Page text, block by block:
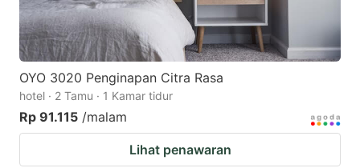
OYO 3020 Penginapan Citra Rasa
hotel · 2 Tamu · 1 Kamar tidur
Rp 91.115 /malam
Lihat penawaran